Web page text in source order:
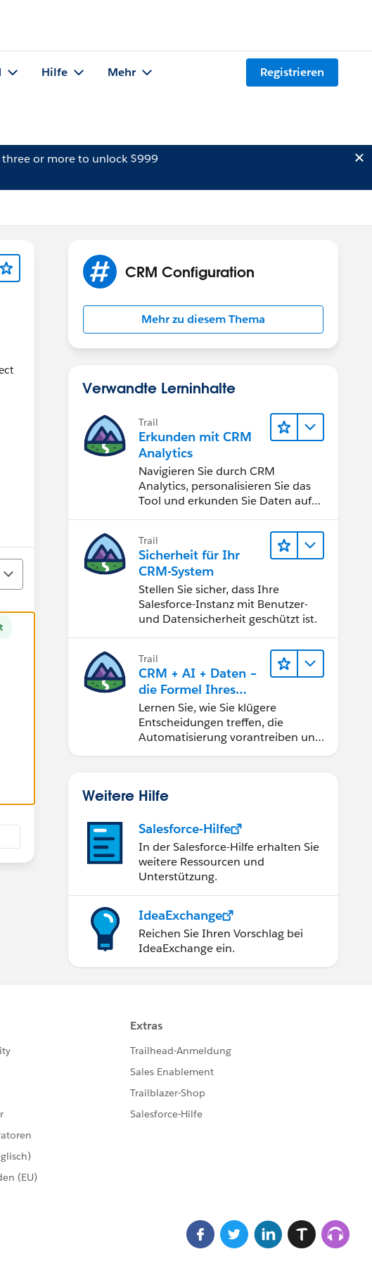
Hilfe Mehr Registrieren
three or more to unlock $999
CRM Configuration
Mehr zu diesem Thema
Verwandte Lerninhalte
Trail
Erkunden mit CRM
Analytics
Navigieren Sie durch CRM
Analytics, personalisieren Sie das
Tool und erkunden Sie Daten auf
Trail
Sicherheit für Ihr
CRM-System
Stellen Sie sicher, dass Ihre
Salesforce-Instanz mit Benutzer-
und Datensicherheit geschützt ist.
Trail
CRM + AI + Daten –
die Formel Ihres
Vertrauens
Lernen Sie, wie Sie klügere
Entscheidungen treffen, die
Automatisierung vorantreiben und
Weitere Hilfe
Salesforce-Hilfe
In der Salesforce-Hilfe erhalten Sie
weitere Ressourcen und
Unterstützung.
IdeaExchange
Reichen Sie Ihren Vorschlag bei
IdeaExchange ein.